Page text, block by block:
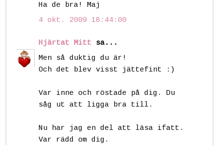
Ha de bra! Maj
4 okt. 2009 18:44:00
Hjärtat Mitt sa...
Men så duktig du är!
Och det blev visst jättefint :)
Var inne och röstade på dig. Du
såg ut att ligga bra till.
Nu har jag en del att läsa ifatt.
Var rädd om dig.